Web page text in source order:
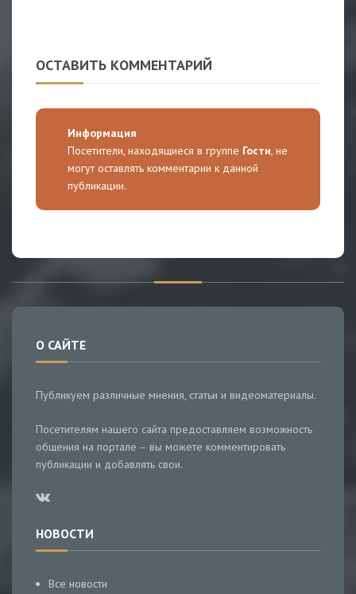
ОСТАВИТЬ КОММЕНТАРИЙ
Информация
Посетители, находящиеся в группе Гости, не
могут оставлять комментарии к данной
публикации.
О САЙТЕ
Публикуем различные мнения, статьи и видеоматериалы.
Посетителям нашего сайта предоставляем возможность
общения на портале – вы можете комментировать
публикации и добавлять свои.
НОВОСТИ
Все новости